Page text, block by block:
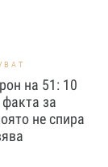
на 51: 10
за
не спира